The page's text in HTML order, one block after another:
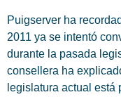
Puigserver ha
2011 ya se intentó
durante la pasada
consellera ha
legislatura actual